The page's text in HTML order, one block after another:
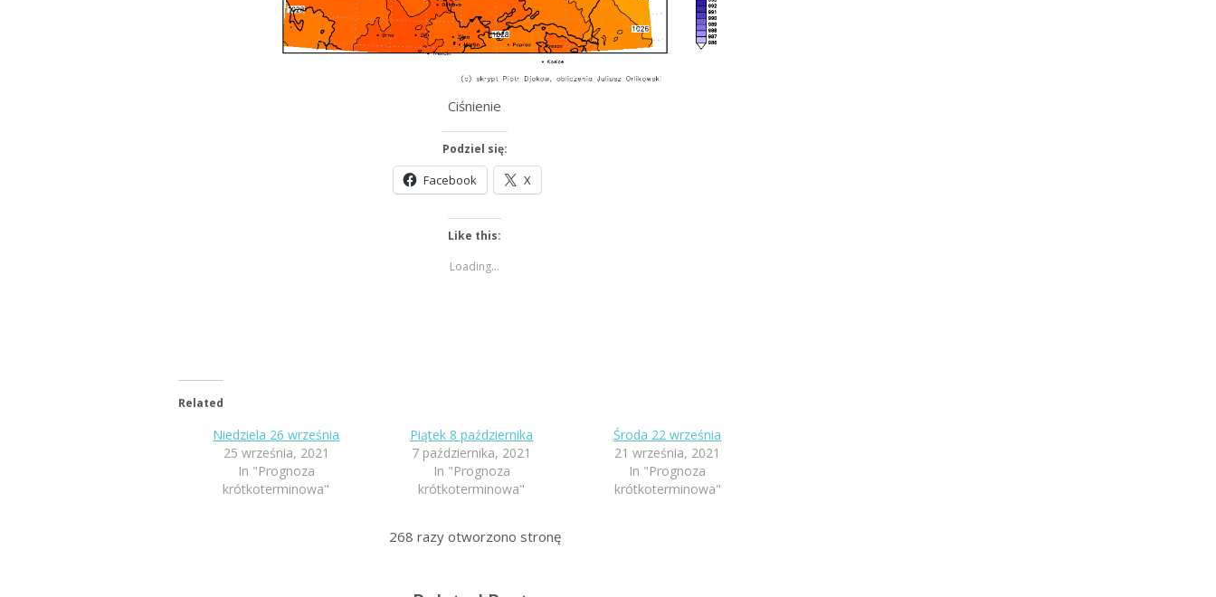
Ciśnienie
Podziel się:
Facebook X
Like this:
Loading...
Related
Niedziela 26 września
25 września, 2021
In "Prognoza
krótkoterminowa"
Piątek 8 października
7 października, 2021
In "Prognoza
krótkoterminowa"
Środa 22 września
21 września, 2021
In "Prognoza
krótkoterminowa"
268 razy otworzono stronę